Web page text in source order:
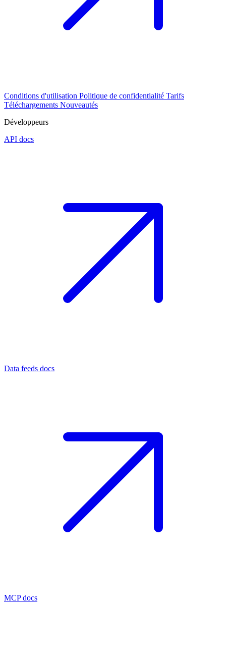
Conditions d'utilisation Politique de confidentialité Tarifs
Téléchargements Nouveautés
Développeurs
API docs
Data feeds docs
MCP docs